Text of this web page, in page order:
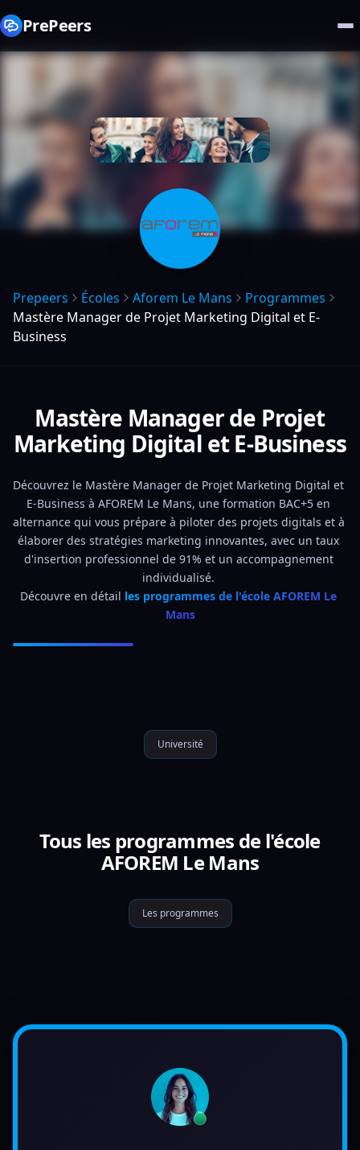
PrePeers
Prepeers Écoles Aforem Le Mans
Programmes
Mastère Manager de Projet Marketing Digital et E-
Business
Mastère Manager de Projet
Marketing Digital et E-Business
Découvrez le Mastère Manager de Projet Marketing Digital et
E-Business à AFOREM Le Mans, une formation BAC+5 en
alternance qui vous prépare à piloter des projets digitals et à
élaborer des stratégies marketing innovantes, avec un taux
d'insertion professionnel de 91% et un accompagnement
individualisé.
Découvre en détail les programmes de l'école AFOREM Le
Mans
Université
Tous les programmes de l'école
AFOREM Le Mans
Les programmes